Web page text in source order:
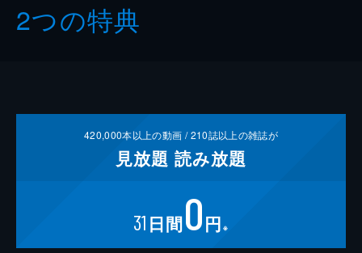
2つの特典
420,000本以上の動画 /210誌以上の雑誌が
見放題 読み放題
31 日間0円 ※